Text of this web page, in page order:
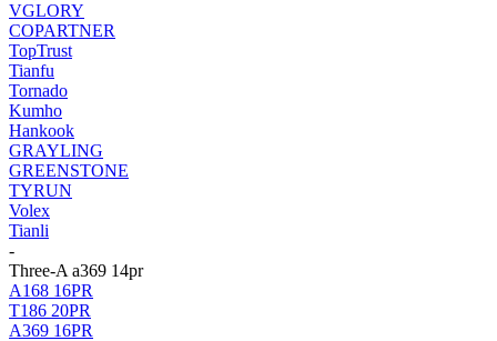
VGLORY
COPARTNER
TopTrust
Tianfu
Tornado
Kumho
Hankook
GRAYLING
GREENSTONE
TYRUN
Volex
Tianli
-
Three-A a369 14pr
A168 16PR
T186 20PR
A369 16PR